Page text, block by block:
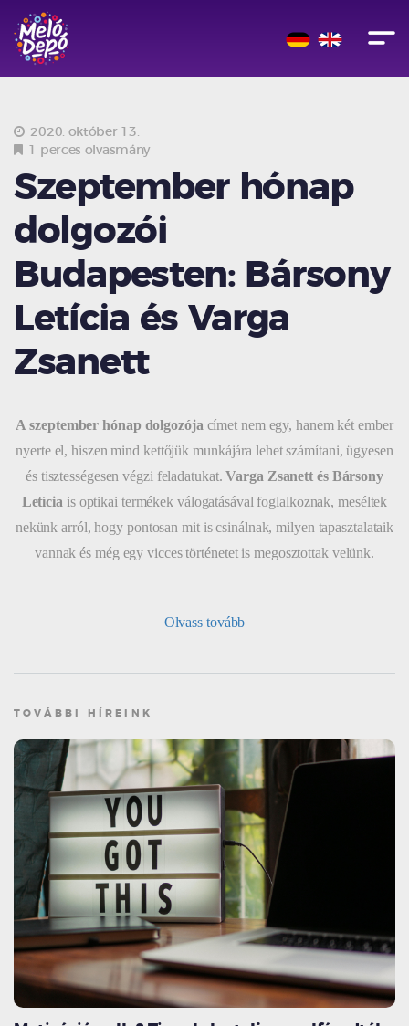
2020. október 13.
1 perces olvasmány
Szeptember hónap
dolgozói
Budapesten: Bársony
Letícia és Varga
Zsanett
A szeptember hónap dolgozója címet nem egy, hanem két ember
nyerte el, hiszen mind kettőjük munkájára lehet számítani, ügyesen
és tisztességesen végzi feladatukat.Varga Zsanett és Bársony
Letícia is optikai termékek válogatásával foglalkoznak, meséltek
nekünk arról, hogy pontosan mit is csinálnak, milyen tapasztalataik
vannak és még egy vicces történetet is megosztottak velünk.
Olvass tovább
TOVÁBBI HÍREINK